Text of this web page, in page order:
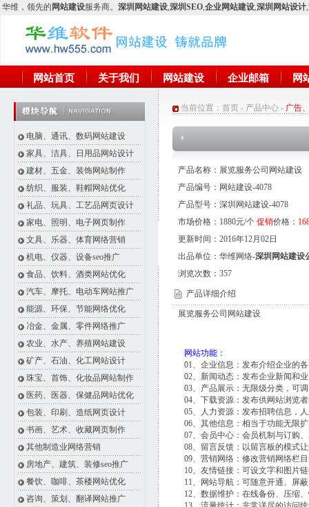
华维 ，领先的 网站建设服务商。 深圳网站建设,深圳SEO,企业网站建设,深圳网站设计,
网站首页 关于我们 网站建设 企业邮箱 网
电脑、通讯、数码网站建设
家具、洁具、日用品网站设计
建材、五金、装饰网站制作
纺织、服装、鞋帽网站优化
礼品、玩具、工艺品网页设计
家电、照明、电子网页制作
文具、乐器、体育网络营销
机电、仪器、设备seo推广
食品、饮料、酒类网站优化
汽车、摩托、电动车网站推广
能源、环保、节能网络优化
冶金、金属、零件网络推广
农业、水产、养殖网站建设
矿产、石油、化工网站设计
珠宝、首饰、化妆品网站制作
医药、医器、保健品网站优化
包装、印刷、造纸网页设计
书画、艺术、收藏网页制作
其他制造业网络营销
房地产、建筑、装修seo推广
餐饮、咖啡、茶楼网站优化
咨询、策划、翻译网站推广
当前位置： 首页 - 产品中心 - 广告
产品名称：展览服务公司网站建设
产品编号：网站建设-4078
产品型号：深圳网站建设-4078
市场价格：1880元/个 促销价格：
更新时间：2016年12月02日
出品单位：华维网络-深圳网站建设
浏览次数： 357
产品详细介绍
展览服务公司网站建设
网站功能：
01、企业信息：发布介绍企业的
02、新闻动态：发布企业新闻和
03、产品展示：无限级分类，可
04、下载资源：发布供网站浏览
05、人力资源：发布招聘信息，
06、其他信息：相当于功能无限
07、会员中心：会员机制与订购
08、留言反馈：以留言板的模式
09、营销网络：修改营销网络栏
10、友情链接：可设文字和图片
11、网站导航：可随意开通、屏
12、数据维护：在线备份、压缩